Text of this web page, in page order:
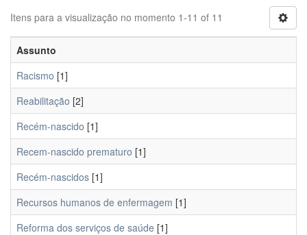
Itens para a visualização no momento 1-11 of 11
Assunto
Racismo [1]
Reabilitação [2]
Recém-nascido [1]
Recem-nascido prematuro [1]
Recém-nascidos [1]
Recursos humanos de enfermagem [1]
Reforma dos serviços de saúde [1]